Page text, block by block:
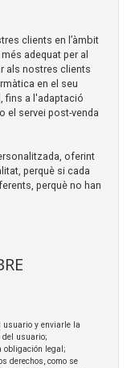
clients en l’àmbit
adequat per al
als nostres clients
en el seu
fins a l'adaptació
el servei post-venda
oferint
perquè si cada
perquè no han
usuario y enviarle la
del usuario;
obligación legal;
derechos, como se